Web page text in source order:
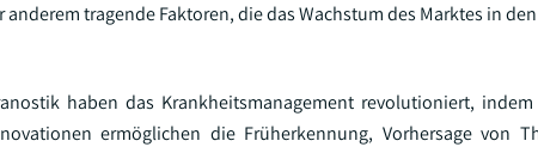
tragende Faktoren, die das Wachstum des Marktes in
haben das Krankheitsmanagement revolutioniert,
ermöglichen die Früherkennung, Vorhersage von